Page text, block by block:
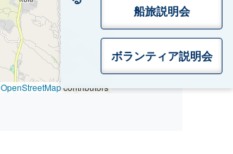
船旅説明会
ボランティア説明会
OpenStreetMapcontributors